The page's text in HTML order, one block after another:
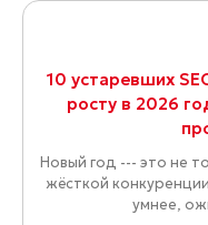
10 устаревших
росту в 2026
Новый год --- это не
жёсткой
умнее,